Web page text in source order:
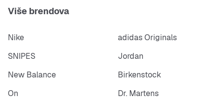
Više brendova
Nike
adidas Originals
SNIPES
Jordan
New Balance
Birkenstock
On
Dr. Martens